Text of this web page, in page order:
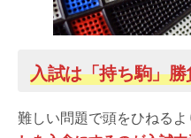
入試は「持ち駒」勝
難しい問題で頭をひねるよ